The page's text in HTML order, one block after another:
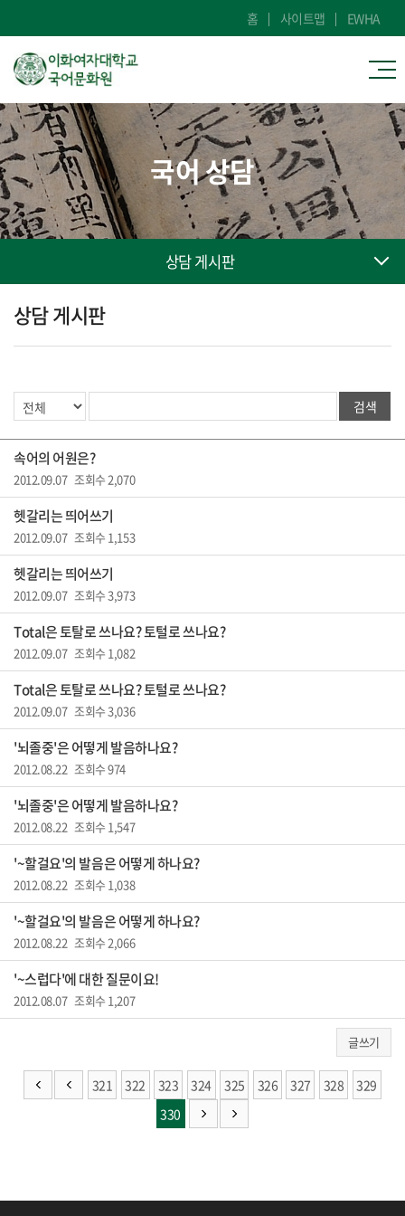
홈 사이트맵 EWHA
국어 상담
상담 게시판
상담 게시판
검색
속어의 어원은?
2012.09.07 조회수 2,070
헷갈리는 띄어쓰기
2012.09.07 조회수 1,153
헷갈리는 띄어쓰기
2012.09.07 조회수 3,973
Total은 토탈로 쓰나요? 토털로 쓰나요?
2012.09.07 조회수 1,082
Total은 토탈로 쓰나요? 토털로 쓰나요?
2012.09.07 조회수 3,036
'뇌졸중'은 어떻게 발음하나요?
2012.08.22 조회수 974
'뇌졸중'은 어떻게 발음하나요?
2012.08.22 조회수 1,547
'~할걸요'의 발음은 어떻게 하나요?
2012.08.22 조회수 1,038
'~할걸요'의 발음은 어떻게 하나요?
2012.08.22 조회수 2,066
'~스럽다'에 대한 질문이요!
2012.08.07 조회수 1,207
글쓰기
321 322 323 324 325 326 327 328
329
330